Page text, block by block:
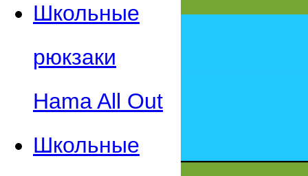
Школьные
рюкзаки
Hama All Out
Школьные